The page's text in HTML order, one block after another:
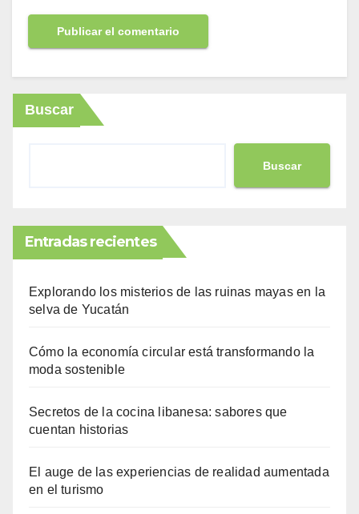
Buscar
Buscar
Entradas recientes
Explorando los misterios de las ruinas mayas en la
selva de Yucatán
Cómo la economía circular está transformando la
moda sostenible
Secretos de la cocina libanesa: sabores que
cuentan historias
El auge de las experiencias de realidad aumentada
en el turismo